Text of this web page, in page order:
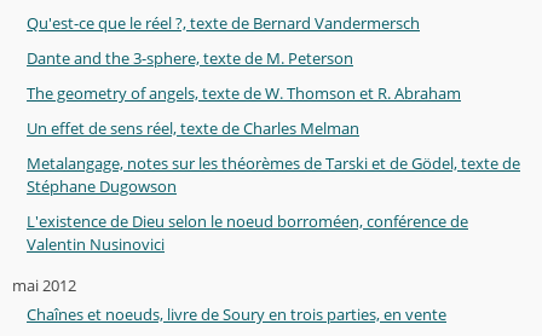
Qu'est-ce que le réel ?, texte de Bernard Vandermersch
Dante and the 3-sphere, texte de M. Peterson
The geometry of angels, texte de W. Thomson et R. Abraham
Un effet de sens réel, texte de Charles Melman
Metalangage, notes sur les théorèmes de Tarski et de Gödel, texte de
Stéphane Dugowson
L'existence de Dieu selon le noeud borroméen, conférence de
Valentin Nusinovici
mai 2012
Chaînes et noeuds, livre de Soury en trois parties, en vente